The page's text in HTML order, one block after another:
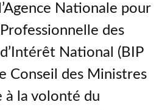
Nationale pour
Professionnelle des
National (BIP
Conseil des Ministres
à la volonté du